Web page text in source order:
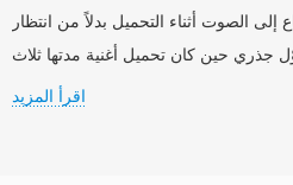
الصوت أثناء التحميل بدلاً من انتظار
جذري حين كان تحميل أغنية مدتها ثلاث
دقيقة. تطور التنسيق عبر أجيال متعددة من المرمّزات:
اقرأ المزيد